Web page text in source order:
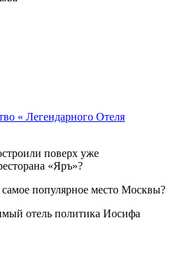
« Легендарного Отеля
поверх уже
«Яръ»?
популярное место Москвы?
отель политика Иосифа